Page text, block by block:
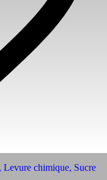
, Levure chimique, Sucre